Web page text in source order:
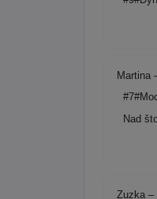
Martina
Nad
Zuzka –